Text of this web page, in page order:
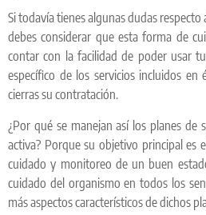
Si todavía tienes algunas dudas
debes considerar que esta forma de
contar con la facilidad de poder usar
específico de los servicios incluidos
cierras su contratación.
¿Por qué se manejan así los planes de
activa? Porque su objetivo principal es
cuidado y monitoreo de un buen
cuidado del organismo en todos los
más aspectos característicos de dichos